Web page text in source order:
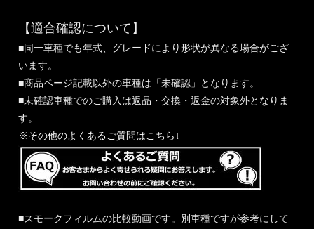
【適合確認について】
■同一車種でも年式、グレードにより形状が異なる場合がござ
います。
■商品ページ記載以外の車種は「未確認」となります。
■未確認車種でのご購入は返品・交換・返金の対象外となりま
す。
※その他のよくあるご質問はこちら↓
■スモークフィルムの比較動画です。別車種ですが参考にして